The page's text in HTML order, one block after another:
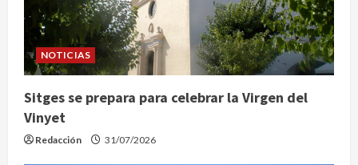
NOTICIAS
Sitges se prepara para celebrar la Virgen del
Vinyet
Redacción 31/07/2026